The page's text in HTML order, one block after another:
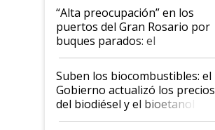
“Alta preocupación” en los
puertos del Gran Rosario por
buques parados: el
funcionamiento de las
exportadoras en tensión tras
la medida de fuerza de los
prácticos
Suben los biocombustibles: el
Gobierno actualizó los precios
del biodiésel y el bioetanol